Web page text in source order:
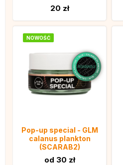
20 zł
NOWOŚĆ
Pop-up special - GLM
calanus plankton
(SCARAB2)
od 30 zł